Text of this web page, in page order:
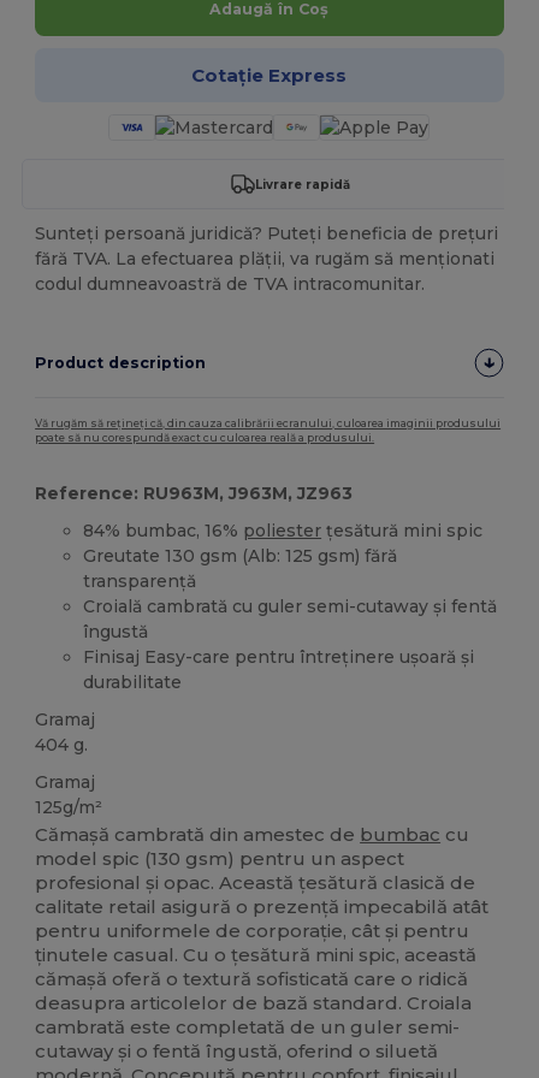
Adaugă în Coș
Cotație Express
Livrare rapidă
Sunteți persoană juridică? Puteți beneficia de prețuri
fără TVA. La efectuarea plății, va rugăm să menționati
codul dumneavoastră de TVA intracomunitar.
Product description
Vă rugăm să rețineți că, din cauza calibrării ecranului, culoarea imaginii produsului
poate să nu corespundă exact cu culoarea reală a produsului.
Reference: RU963M, J963M, JZ963
84% bumbac, 16% poliester țesătură mini spic
Greutate 130 gsm (Alb: 125 gsm) fără
transparență
Croială cambrată cu guler semi-cutaway și fentă
îngustă
Finisaj Easy-care pentru întreținere ușoară și
durabilitate
Gramaj
404 g.
Gramaj
125g/m²
Cămașă cambrată din amestec de bumbac cu
model spic (130 gsm) pentru un aspect
profesional și opac. Această țesătură clasică de
calitate retail asigură o prezență impecabilă atât
pentru uniformele de corporație, cât și pentru
ținutele casual. Cu o țesătură mini spic, această
cămașă oferă o textură sofisticată care o ridică
deasupra articolelor de bază standard. Croiala
cambrată este completată de un guler semi-
cutaway și o fentă îngustă, oferind o siluetă